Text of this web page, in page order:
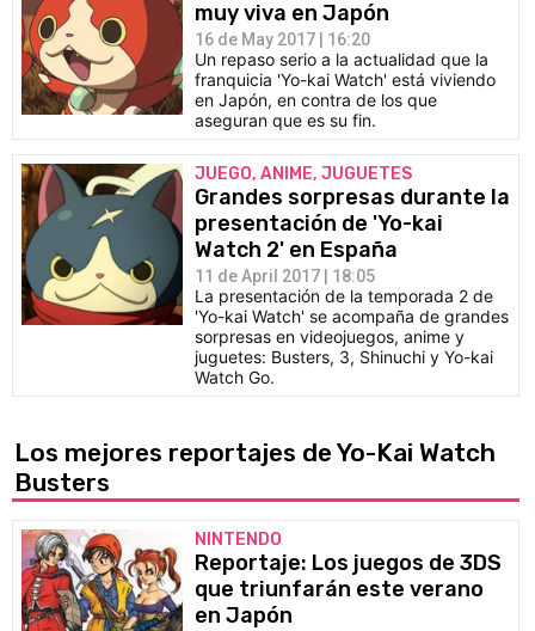
muy viva en Japón
16 de May 2017 | 16:20
Un repaso serio a la actualidad que la
franquicia 'Yo-kai Watch' está viviendo
en Japón, en contra de los que
aseguran que es su fin.
JUEGO, ANIME, JUGUETES
Grandes sorpresas durante la
presentación de 'Yo-kai
Watch 2' en España
11 de April 2017 | 18:05
La presentación de la temporada 2 de
'Yo-kai Watch' se acompaña de grandes
sorpresas en videojuegos, anime y
juguetes: Busters, 3, Shinuchi y Yo-kai
Watch Go.
Los mejores reportajes de Yo-Kai Watch
Busters
NINTENDO
Reportaje: Los juegos de 3DS
que triunfarán este verano
en Japón